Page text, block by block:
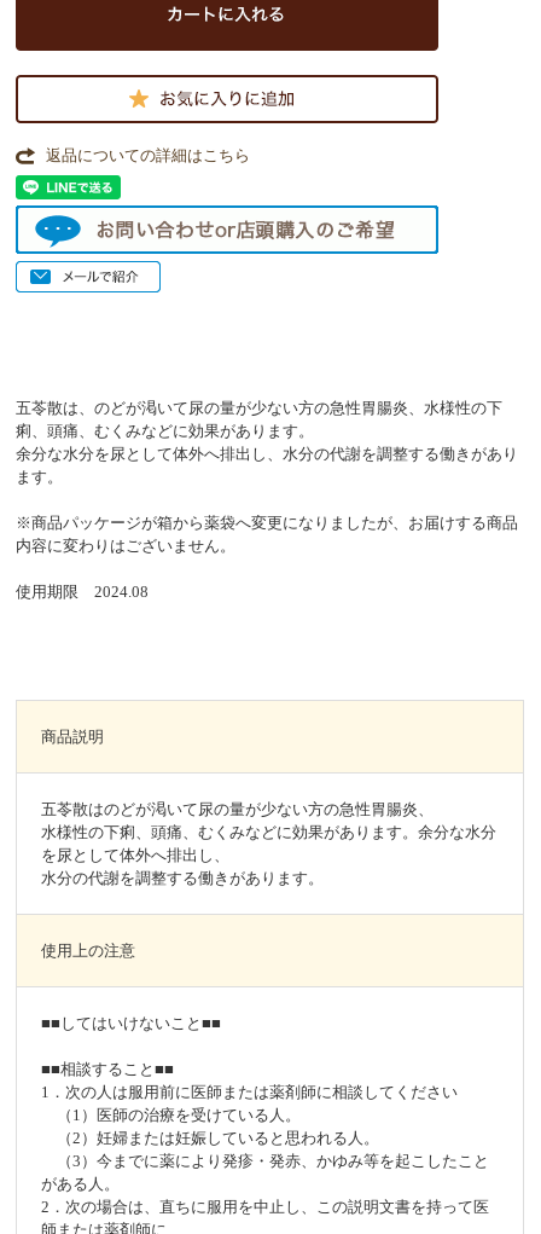
返品についての詳細はこちら
五苓散は、のどが渇いて尿の量が少ない方の急性胃腸炎、水様性の下
痢、頭痛、むくみなどに効果があります。
余分な水分を尿として体外へ排出し、水分の代謝を調整する働きがあり
ます。
※商品パッケージが箱から薬袋へ変更になりましたが、お届けする商品
内容に変わりはございません。
使用期限 2024.08
商品説明
五苓散はのどが渇いて尿の量が少ない方の急性胃腸炎、
水様性の下痢、頭痛、むくみなどに効果があります。余分な水分
を尿として体外へ排出し、
水分の代謝を調整する働きがあります。
使用上の注意
■■してはいけないこと■■
■■相談すること■■
1．次の人は服用前に医師または薬剤師に相談してください
（1）医師の治療を受けている人。
（2）妊婦または妊娠していると思われる人。
（3）今までに薬により発疹・発赤、かゆみ等を起こしたこと
がある人。
2．次の場合は、直ちに服用を中止し、この説明文書を持って医
師または薬剤師に